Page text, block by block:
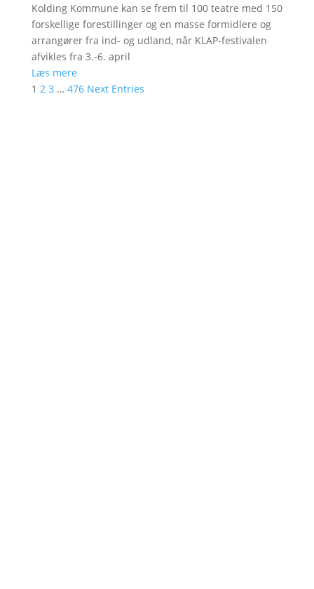
Kolding Kommune kan se frem til 100 teatre med 150
forskellige forestillinger og en masse formidlere og
arrangører fra ind- og udland, når KLAP-festivalen
afvikles fra 3.-6. april
Læs mere
1 2 3 … 476 Next Entries